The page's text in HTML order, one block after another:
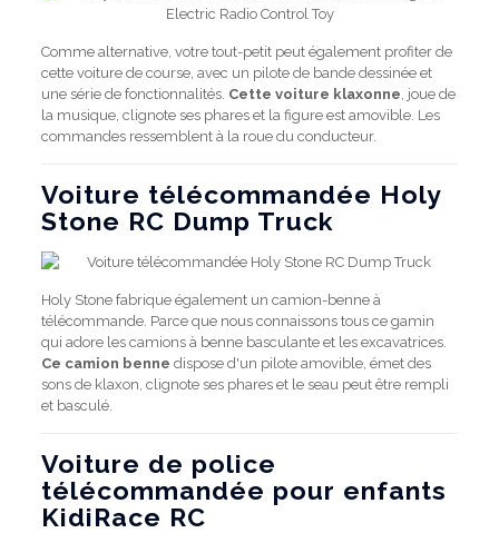
Comme alternative, votre tout-petit peut également profiter de
cette voiture de course, avec un pilote de bande dessinée et
une série de fonctionnalités. Cette voiture klaxonne, joue de
la musique, clignote ses phares et la figure est amovible. Les
commandes ressemblent à la roue du conducteur.
Voiture télécommandée Holy
Stone RC Dump Truck
Holy Stone fabrique également un camion-benne à
télécommande. Parce que nous connaissons tous ce gamin
qui adore les camions à benne basculante et les excavatrices.
Ce camion benne dispose d'un pilote amovible, émet des
sons de klaxon, clignote ses phares et le seau peut être rempli
et basculé.
Voiture de police
télécommandée pour enfants
KidiRace RC